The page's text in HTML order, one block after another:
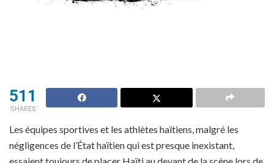
511
SHARES
Les équipes sportives et les athlètes haïtiens, malgré les
négligences de l’État haïtien qui est presque inexistant,